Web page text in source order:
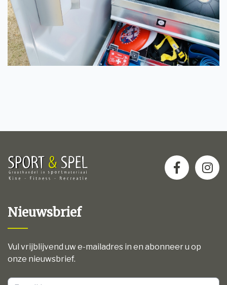
Nieuwsbrief
Vul vrijblijvend uw e-mailadres in en abonneer u op
onze nieuwsbrief.